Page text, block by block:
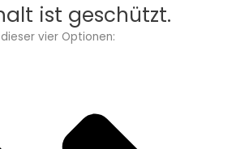
ist geschützt.
vier Optionen: